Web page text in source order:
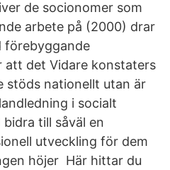
de socionomer som
arbete på (2000) drar
förebyggande
att det Vidare konstaters
stöds nationellt utan är
i socialt
till såväl en
utveckling för dem
höjer Här hittar du